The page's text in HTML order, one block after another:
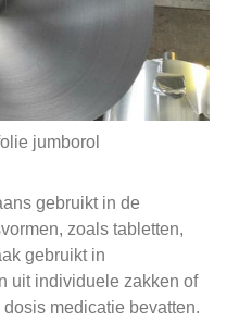
jumborol
gebruikt in de
zoals tabletten,
gebruikt in
​​uit individuele zakken of
medicatie bevatten.